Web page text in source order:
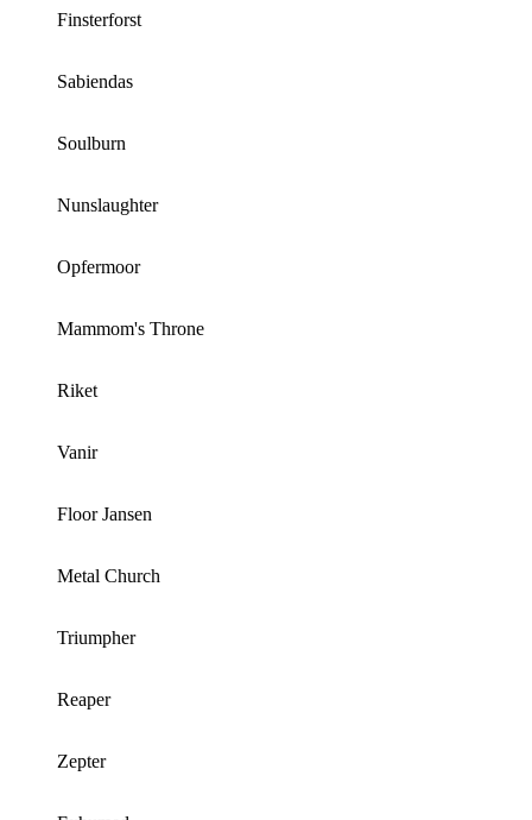
Finsterforst
Sabiendas
Soulburn
Nunslaughter
Opfermoor
Mammom's Throne
Riket
Vanir
Floor Jansen
Metal Church
Triumpher
Reaper
Zepter